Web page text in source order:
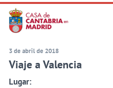
Saltar
al
contenido
principal
Principal
3 de abril de 2018
Viaje a Valencia
Lugar: